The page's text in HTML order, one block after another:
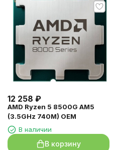
12 258 ₽
AMD Ryzen 5 8500G AM5
(3.5GHz 740M) OEM
В наличии
В корзину